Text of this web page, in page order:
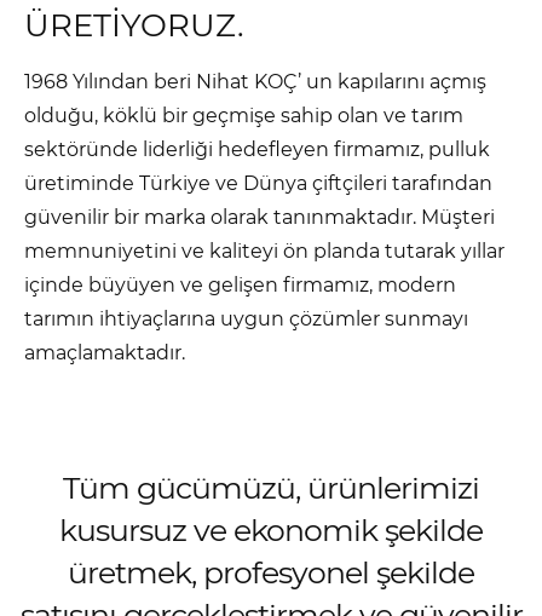
ÜRETİYORUZ.
1968 Yılından beri Nihat KOÇ’ un kapılarını açmış
olduğu, köklü bir geçmişe sahip olan ve tarım
sektöründe liderliği hedefleyen firmamız, pulluk
üretiminde Türkiye ve Dünya çiftçileri tarafından
güvenilir bir marka olarak tanınmaktadır. Müşteri
memnuniyetini ve kaliteyi ön planda tutarak yıllar
içinde büyüyen ve gelişen firmamız, modern
tarımın ihtiyaçlarına uygun çözümler sunmayı
amaçlamaktadır.
Tüm gücümüzü, ürünlerimizi
kusursuz ve ekonomik şekilde
üretmek, profesyonel şekilde